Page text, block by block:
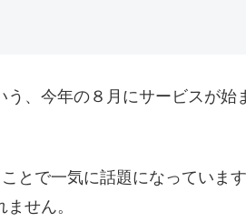
う、今年の８月にサービスが始
とで一気に話題になっていま
せん。